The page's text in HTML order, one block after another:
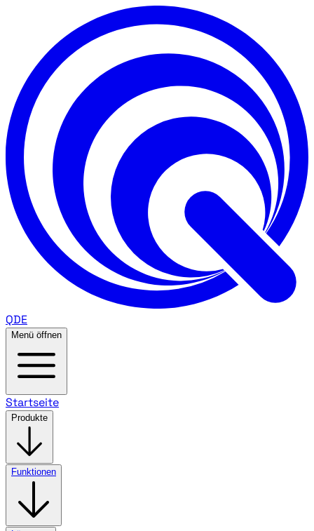
QDE
Menü öffnen
Startseite
Produkte
Funktionen